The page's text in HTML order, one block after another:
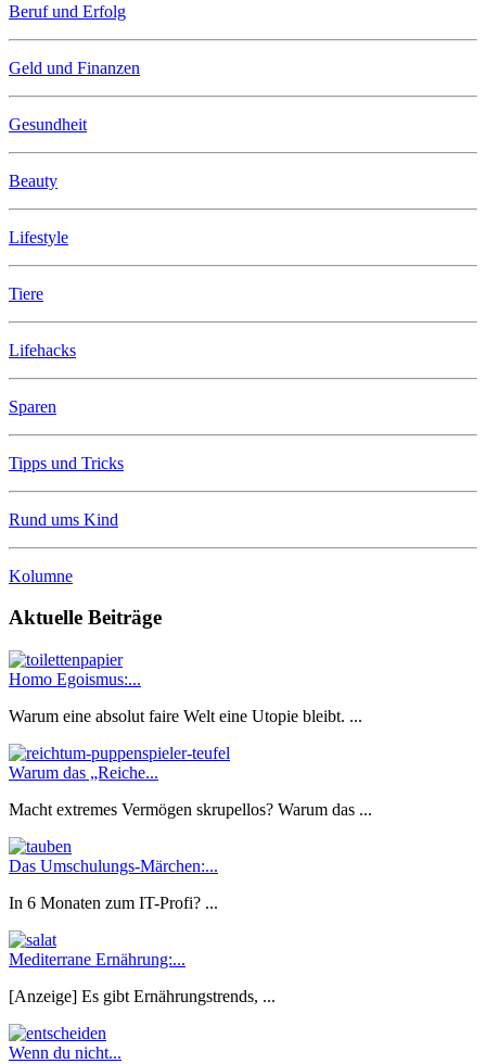
Beruf und Erfolg
Geld und Finanzen
Gesundheit
Beauty
Lifestyle
Tiere
Lifehacks
Sparen
Tipps und Tricks
Rund ums Kind
Kolumne
Aktuelle Beiträge
Homo Egoismus:...
Warum eine absolut faire Welt eine Utopie bleibt. ...
Warum das „Reiche...
Macht extremes Vermögen skrupellos? Warum das ...
Das Umschulungs-Märchen:...
In 6 Monaten zum IT-Profi? ...
Mediterrane Ernährung:...
[Anzeige] Es gibt Ernährungstrends, ...
Wenn du nicht...